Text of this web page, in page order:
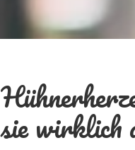
sie wirklich